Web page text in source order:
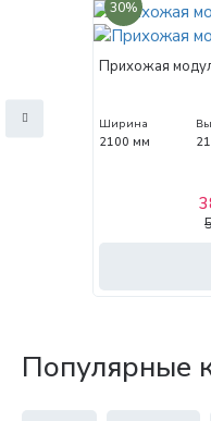
30%
Прихожая
Ширина
2100 мм
Популярные